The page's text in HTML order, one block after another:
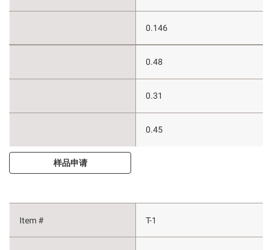
0.146
0.48
0.31
0.45
样品申请
T-1